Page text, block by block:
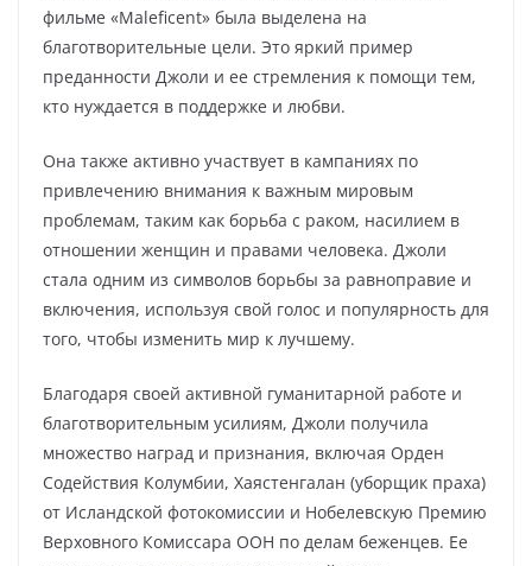
фильме «Maleficent» была выделена на
благотворительные цели. Это яркий пример
преданности Джоли и ее стремления к помощи тем,
кто нуждается в поддержке и любви.
Она также активно участвует в кампаниях по
привлечению внимания к важным мировым
проблемам, таким как борьба с раком, насилием в
отношении женщин и правами человека. Джоли
стала одним из символов борьбы за равноправие и
включения, используя свой голос и популярность для
того, чтобы изменить мир к лучшему.
Благодаря своей активной гуманитарной работе и
благотворительным усилиям, Джоли получила
множество наград и признания, включая Орден
Содействия Колумбии, Хаястенгалан (уборщик праха)
от Исландской фотокомиссии и Нобелевскую Премию
Верховного Комиссара ООН по делам беженцев. Ее